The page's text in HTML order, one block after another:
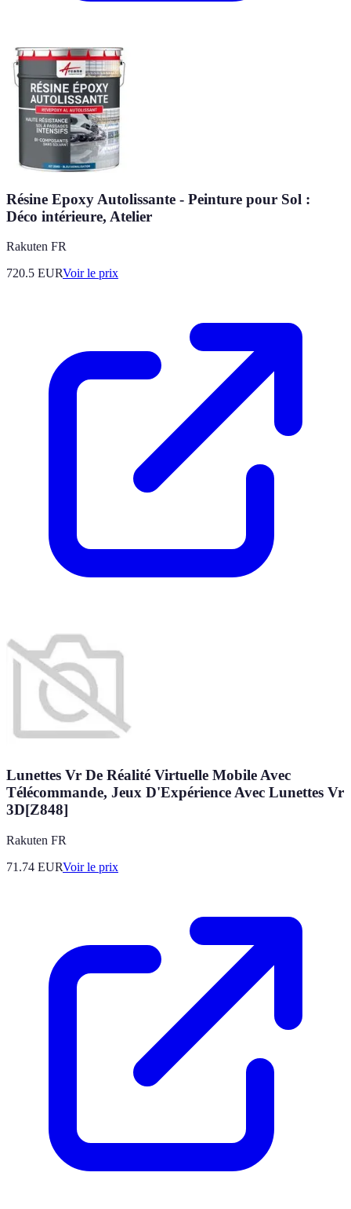
Résine Epoxy Autolissante - Peinture pour Sol :
Déco intérieure, Atelier
Rakuten FR
720.5 EURVoir le prix
Lunettes Vr De Réalité Virtuelle Mobile Avec
Télécommande, Jeux D'Expérience Avec Lunettes Vr
3D[Z848]
Rakuten FR
71.74 EURVoir le prix